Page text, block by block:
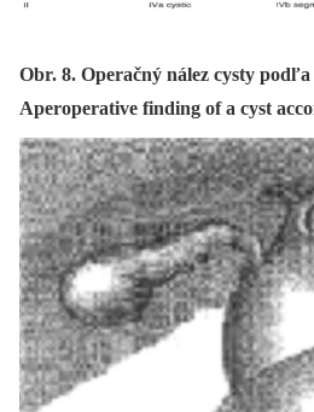
Obr. 8. Operačný nález cysty
Aperoperative finding of a cyst